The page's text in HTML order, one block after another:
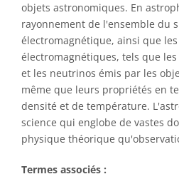
objets astronomiques. En
rayonnement de l'ensemble du
électromagnétique, ainsi que
électromagnétiques, tels que
et les neutrinos émis par les
même que leurs propriétés en
densité et de température.
science qui englobe de vastes
physique théorique
Termes associés :